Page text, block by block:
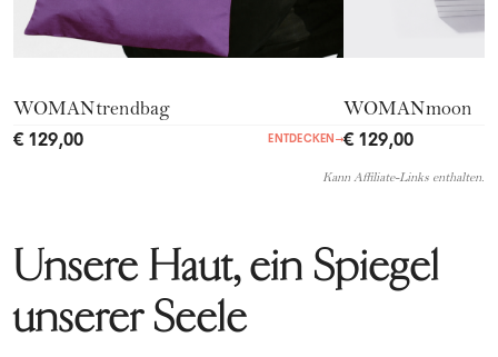
WOMANtrendbag
€ 129,00 ENTDECKEN→
WOMANmoon
€ 129,00
Kann Affiliate-Links enthalten.
Unsere Haut, ein Spiegel
unserer Seele